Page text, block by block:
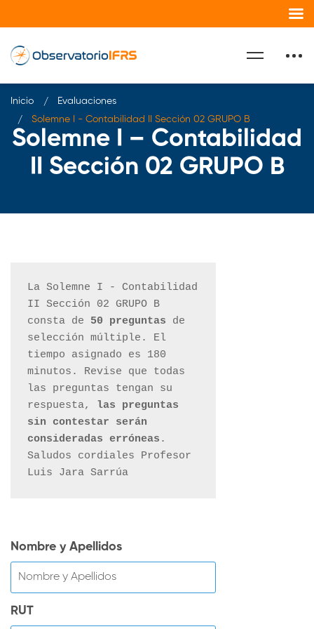
Solemne I – Contabilidad
II Sección 02 GRUPO B
Inicio
Evaluaciones
Solemne I - Contabilidad II Sección 02 GRUPO B
La Solemne I - Contabilidad
II Sección 02 GRUPO B
consta de 50 preguntas de
selección múltiple. El
tiempo asignado es 180
minutos. Revise que todas
las preguntas tengan su
respuesta, las preguntas
sin contestar serán
consideradas erróneas .
Saludos cordiales Profesor
Luis Jara Sarrúa
Nombre y Apellidos
RUT